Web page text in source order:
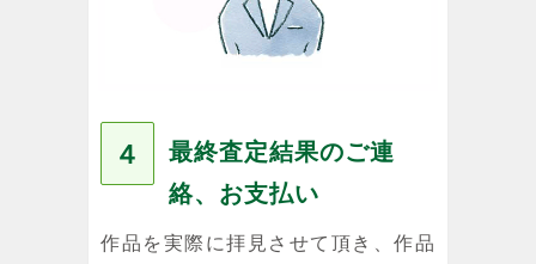
４
最終査定結果のご連
絡、お支払い
作品を実際に拝見させて頂き、作品